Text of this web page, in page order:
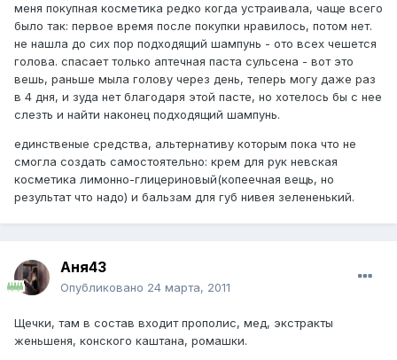
меня покупная косметика редко когда устраивала, чаще всего
было так: первое время после покупки нравилось, потом нет.
не нашла до сих пор подходящий шампунь - ото всех чешется
голова. спасает только аптечная паста сульсена - вот это
вешь, раньше мыла голову через день, теперь могу даже раз
в 4 дня, и зуда нет благодаря этой пасте, но хотелось бы с нее
слезть и найти наконец подходящий шампунь.
единственые средства, альтернативу которым пока что не
смогла создать самостоятельно: крем для рук невская
косметика лимонно-глицериновый(копеечная вещь, но
результат что надо) и бальзам для губ нивея зелененький.
Аня43
Опубликовано 24 марта, 2011
Щечки, там в состав входит прополис, мед, экстракты
женьшеня, конского каштана, ромашки.